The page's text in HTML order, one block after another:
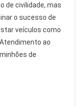
de civilidade, mas
o sucesso de
veículos como
ao
de